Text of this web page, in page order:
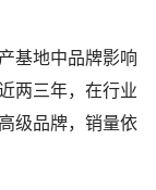
基地中品牌影响
两三年，在行业
级品牌，销量依